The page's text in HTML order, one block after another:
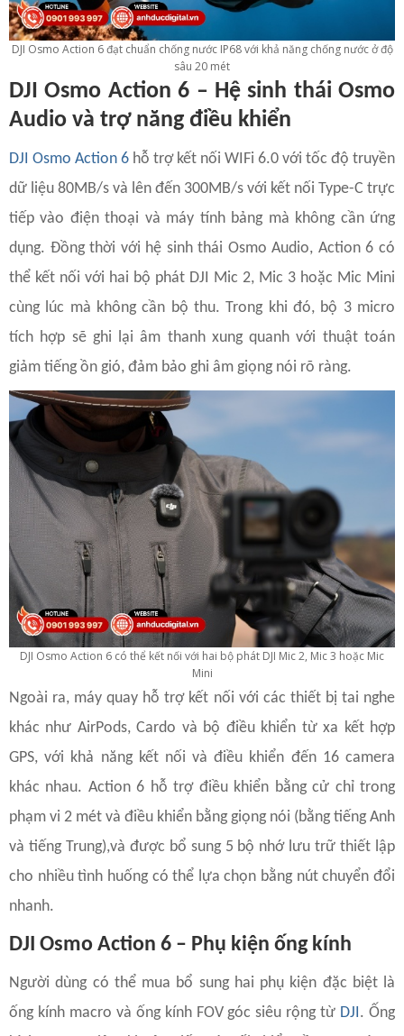
DJI Osmo Action 6 đạt chuẩn chống nước IP68 với khả năng chống nước ở độ
sâu 20 mét
DJI Osmo Action 6 – Hệ sinh thái Osmo
Audio và trợ năng điều khiển
DJI Osmo Action 6 hỗ trợ kết nối WIFi 6.0 với tốc độ truyền
dữ liệu 80MB/s và lên đến 300MB/s với kết nối Type-C trực
tiếp vào điện thoại và máy tính bảng mà không cần ứng
dụng. Đồng thời với hệ sinh thái Osmo Audio, Action 6 có
thể kết nối với hai bộ phát DJI Mic 2, Mic 3 hoặc Mic Mini
cùng lúc mà không cần bộ thu. Trong khi đó, bộ 3 micro
tích hợp sẽ ghi lại âm thanh xung quanh với thuật toán
giảm tiếng ồn gió, đảm bảo ghi âm giọng nói rõ ràng.
DJI Osmo Action 6 có thể kết nối với hai bộ phát DJI Mic 2, Mic 3 hoặc Mic
Mini
Ngoài ra, máy quay hỗ trợ kết nối với các thiết bị tai nghe
khác như AirPods, Cardo và bộ điều khiển từ xa kết hợp
GPS, với khả năng kết nối và điều khiển đến 16 camera
khác nhau. Action 6 hỗ trợ điều khiển bằng cử chỉ trong
phạm vi 2 mét và điều khiển bằng giọng nói (bằng tiếng Anh
và tiếng Trung),và được bổ sung 5 bộ nhớ lưu trữ thiết lập
cho nhiều tình huống có thể lựa chọn bằng nút chuyển đổi
nhanh.
DJI Osmo Action 6 – Phụ kiện ống kính
Người dùng có thể mua bổ sung hai phụ kiện đặc biệt là
ống kính macro và ống kính FOV góc siêu rộng từ DJI. Ống